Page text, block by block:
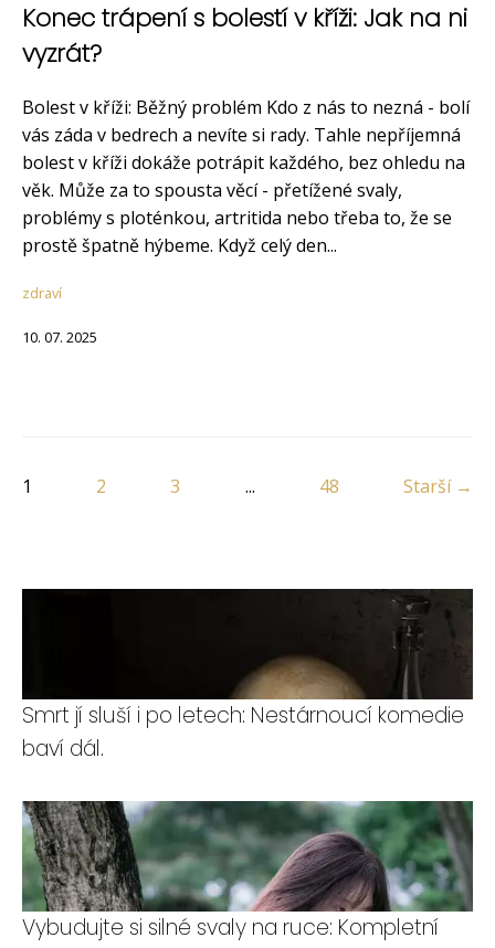
Konec trápení s bolestí v kříži: Jak na ni
vyzrát?
Bolest v kříži: Běžný problém Kdo z nás to nezná - bolí
vás záda v bedrech a nevíte si rady. Tahle nepříjemná
bolest v kříži dokáže potrápit každého, bez ohledu na
věk. Může za to spousta věcí - přetížené svaly,
problémy s ploténkou, artritida nebo třeba to, že se
prostě špatně hýbeme. Když celý den...
zdraví
10. 07. 2025
1 2 3 ... 48 Starší →
Smrt jí sluší i po letech: Nestárnoucí komedie
baví dál.
Vybudujte si silné svaly na ruce: Kompletní